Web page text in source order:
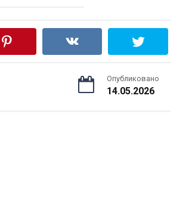
Опубликовано
14.05.2026